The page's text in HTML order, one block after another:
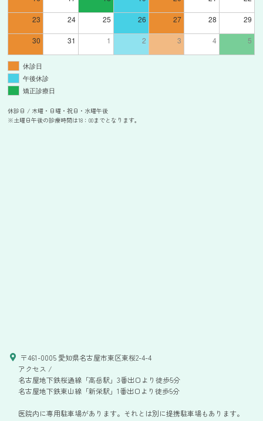
23 24 25 26 27 28 29
30 31 1 2 3 4 5
休診日
午後休診
矯正診療日
休診日 / 木曜・日曜・祝日・水曜午後
※土曜日午後の診療時間は18：00までとなります。
〒461-0005 愛知県名古屋市東区東桜2-4-4
アクセス /
名古屋地下鉄桜通線「高岳駅」3番出口より徒歩5分
名古屋地下鉄東山線「新栄駅」1番出口より徒歩5分
医院内に専用駐車場があります。それとは別に提携駐車場もあります。